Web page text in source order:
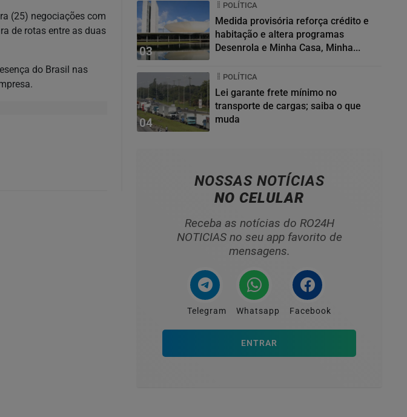
(25) negociações com
de rotas entre as duas
do Brasil nas
03
POLÍTICA
Medida provisória reforça crédito e
habitação e altera programas
Desenrola e Minha Casa, Minha...
04
POLÍTICA
Lei garante frete mínimo no
transporte de cargas; saiba o que
muda
NOSSAS NOTÍCIAS
NO CELULAR
Receba as notícias do RO24H
NOTICIAS no seu app favorito de
mensagens.
Telegram Whatsapp Facebook
ENTRAR